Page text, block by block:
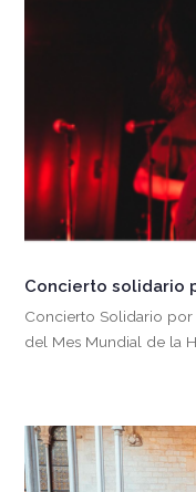
Concierto solidario
Concierto Solidario
del Mes Mundial de la